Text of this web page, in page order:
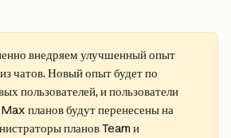
внедряем улучшенный опыт
чатов. Новый опыт будет по
пользователей, и пользователи
планов будут перенесены на
планов Team и